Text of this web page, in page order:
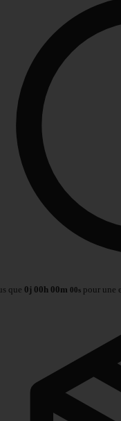
que 0j 00h 00m 00s pour une